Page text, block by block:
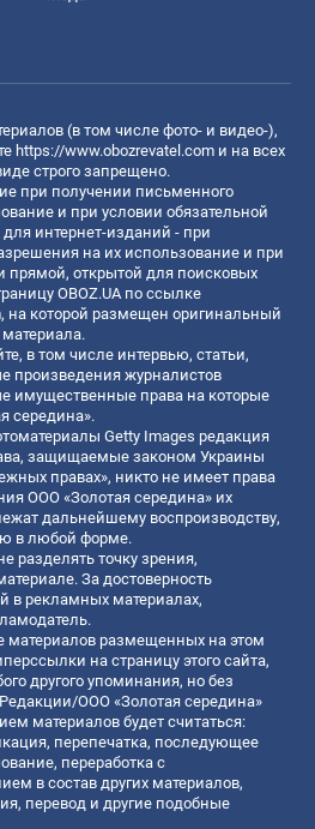
(в том числе фото- и видео-),
https://www.obozrevatel.com и на всех
строго запрещено.
при получении письменного
и при условии обязательной
для интернет-изданий - при
на их использование и при
прямой, открытой для поисковых
OBOZ.UA по ссылке
, на которой размещен оригинальный
в том числе интервью, статьи,
произведения журналистов
имущественные права на которые
середина».
Getty Images редакция
защищаемые законом Украины
правах», никто не имеет права
ООО «Золотая середина» их
дальнейшему воспроизводству,
в любой форме.
разделять точку зрения,
За достоверность
рекламных материалах,
материалов размещенных на этом
на страницу этого сайта,
другого упоминания, но без
ООО «Золотая середина»
материалов будет считаться:
перепечатка, последующее
переработка с
в состав других материалов,
перевод и другие подобные